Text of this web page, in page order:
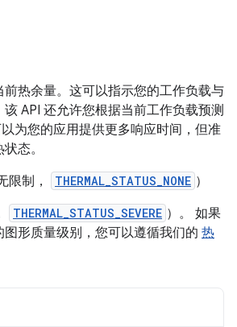
热余量。这可以指示您的工作负载与
API 还允许您根据当前工作负载预测
为您的应用提供更多响应时间，但准
态。
限制，
THERMAL_STATUS_NONE ）
THERMAL_STATUS_SEVERE ）。 如果
形质量级别，您可以遵循我们的 热